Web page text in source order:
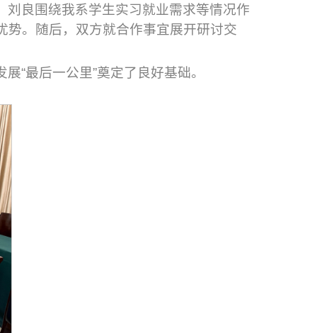
良围绕我系学生实习就业需求等情况作
势。随后，双方就合作事宜展开研讨交
“最后一公里”奠定了良好基础。